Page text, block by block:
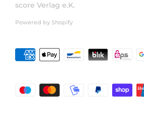
score Verlag e.K.
Powered by Shopify